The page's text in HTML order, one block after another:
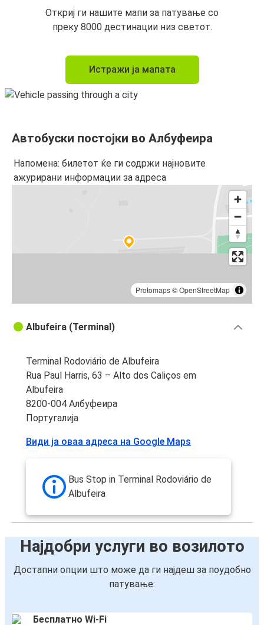
Откриј ги нашите мапи за патување со
преку 8000 дестинации низ светот.
Истражи ја мапата
Автобуски постојки во Албуфеира
Напомена: билетот ќе ги содржи најновите
ажурирани информации за адреса
Protomaps©OpenStreetMap
Albufeira (Terminal)
Terminal Rodoviário de Albufeira
Rua Paul Harris, 63 – Alto dos Caliços em
Albufeira
8200-004 Албуфеира
Португалија
Види ја оваа адреса на Google Maps
Bus Stop in Terminal Rodoviário de
Albufeira
Најдобри услуги во возилото
Достапни опции што може да ги најдеш за поудобно
патување:
Бесплатно Wi-Fi